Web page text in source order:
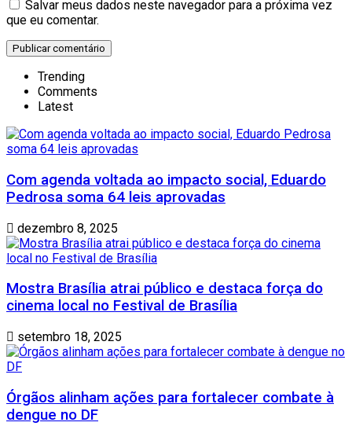
Salvar meus dados neste navegador para a próxima vez
que eu comentar.
Trending
Comments
Latest
Com agenda voltada ao impacto social, Eduardo
Pedrosa soma 64 leis aprovadas
dezembro 8, 2025
Mostra Brasília atrai público e destaca força do
cinema local no Festival de Brasília
setembro 18, 2025
Órgãos alinham ações para fortalecer combate à
dengue no DF